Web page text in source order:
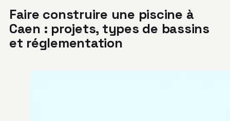
Faire construire une piscine à
Caen : projets, types de bassins
et réglementation